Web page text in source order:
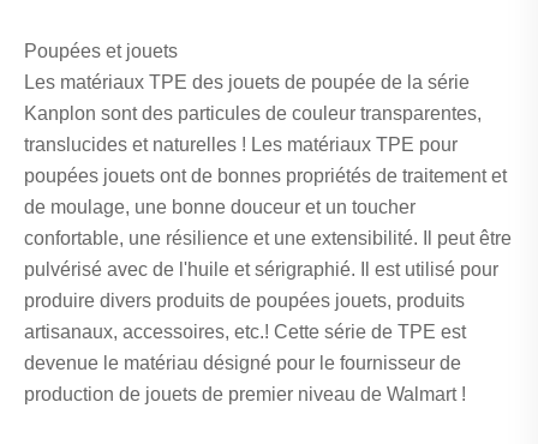
Poupées et jouets
Les matériaux TPE des jouets de poupée de la série
Kanplon sont des particules de couleur transparentes,
translucides et naturelles ! Les matériaux TPE pour
poupées jouets ont de bonnes propriétés de traitement et
de moulage, une bonne douceur et un toucher
confortable, une résilience et une extensibilité. Il peut être
pulvérisé avec de l'huile et sérigraphié. Il est utilisé pour
produire divers produits de poupées jouets, produits
artisanaux, accessoires, etc.! Cette série de TPE est
devenue le matériau désigné pour le fournisseur de
production de jouets de premier niveau de Walmart !